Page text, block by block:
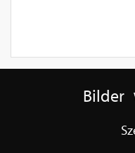
Bilder